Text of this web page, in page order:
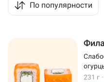
По популярности
231 г ·